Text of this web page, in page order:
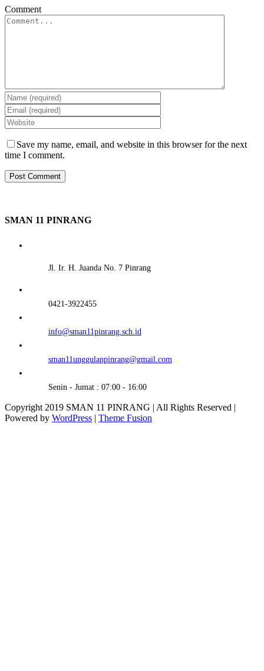
Comment
Save my name, email, and website in this browser for the next
time I comment.
SMAN 11 PINRANG
Jl. Ir. H. Juanda No. 7 Pinrang
0421-3922455
info@sman11pinrang.sch.id
sman11unggulanpinrang@gmail.com
Senin - Jumat : 07:00 - 16:00
Copyright 2019 SMAN 11 PINRANG | All Rights Reserved |
Powered by WordPress | Theme Fusion